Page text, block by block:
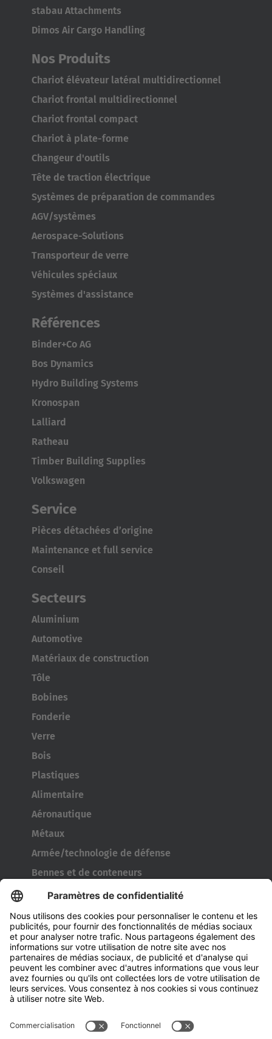
stabau Attachments
Dimos Air Cargo Handling
Nos Produits
Chariot élévateur latéral multidirectionnel
Chariot frontal multidirectionnel
Chariot frontal compact
Chariot à plate-forme
Changeur d'outils
Tête de traction électrique
Systèmes de préparation de commandes
AGV/systèmes
Aerospace-Solutions
Transporteur de verre
Véhicules spéciaux
Systèmes d'assistance
Références
Binder+Co AG
Bos Dynamics
Hydro Building Systems
Kronospan
Lalliard
Ratheau
Timber Building Supplies
Volkswagen
Service
Pièces détachées d’origine
Maintenance et full service
Conseil
Secteurs
Aluminium
Automotive
Matériaux de construction
Tôle
Bobines
Fonderie
Verre
Bois
Plastiques
Alimentaire
Aéronautique
Métaux
Armée/technologie de défense
Bennes et de conteneurs
Outils de l’industrie pneumatique
Transporteur de bobines
Portes et fenêtres
Entreprise
À propos d' HUBTEX
À propos d' HUBTEX France